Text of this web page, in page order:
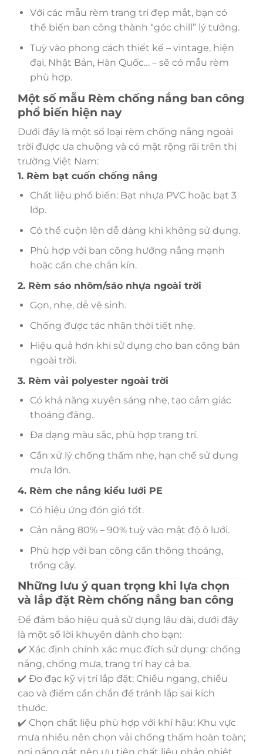
Với các mẫu rèm trang trí đẹp mắt, bạn có
thể biến ban công thành “góc chill” lý tưởng.
Tuỳ vào phong cách thiết kế – vintage, hiện
đại, Nhật Bản, Hàn Quốc… – sẽ có mẫu rèm
phù hợp.
Một số mẫu Rèm chống nắng ban công
phổ biến hiện nay
Dưới đây là một số loại rèm chống nắng ngoài
trời được ưa chuộng và có mặt rộng rãi trên thị
trường Việt Nam:
1. Rèm bạt cuốn chống nắng
Chất liệu phổ biến: Bạt nhựa PVC hoặc bạt 3
lớp.
Có thể cuộn lên dễ dàng khi không sử dụng.
Phù hợp với ban công hướng nắng mạnh
hoặc cần che chắn kín.
2. Rèm sáo nhôm/sáo nhựa ngoài trời
Gọn, nhẹ, dễ vệ sinh.
Chống được tác nhân thời tiết nhẹ.
Hiệu quả hơn khi sử dụng cho ban công bán
ngoài trời.
3. Rèm vải polyester ngoài trời
Có khả năng xuyên sáng nhẹ, tạo cảm giác
thoáng đãng.
Đa dạng màu sắc, phù hợp trang trí.
Cần xử lý chống thấm nhẹ, hạn chế sử dụng
mưa lớn.
4. Rèm che nắng kiểu lưới PE
Có hiệu ứng đón gió tốt.
Cản nắng 80% – 90% tuỳ vào mật độ ô lưới.
Phù hợp với ban công cần thông thoáng,
trồng cây.
Những lưu ý quan trọng khi lựa chọn
và lắp đặt Rèm chống nắng ban công
Để đảm bảo hiệu quả sử dụng lâu dài, dưới đây
là một số lời khuyên dành cho bạn:
✔️ Xác định chính xác mục đích sử dụng: chống
nắng, chống mưa, trang trí hay cả ba.
✔️ Đo đạc kỹ vị trí lắp đặt: Chiều ngang, chiều
cao và điểm cần chắn để tránh lắp sai kích
thước.
✔️ Chọn chất liệu phù hợp với khí hậu: Khu vực
mưa nhiều nên chọn vải chống thấm hoàn toàn;